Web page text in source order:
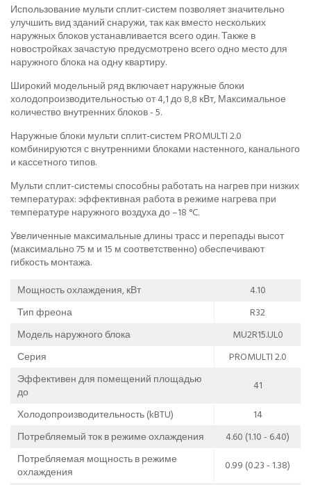
Использование мульти сплит-систем позволяет значительно
улучшить вид зданий снаружи, так как вместо нескольких
наружных блоков устанавливается всего один. Также в
новостройках зачастую предусмотрено всего одно место для
наружного блока на одну квартиру.
Широкий модельный ряд включает наружные блоки
холодопроизводительностью от 4,1 до 8,8 кВт, Максимальное
количество внутренних блоков - 5.
Наружные блоки мульти сплит-систем PROMULTI 2.0
комбинируются с внутренними блоками настенного, канального
и кассетного типов.
Мульти сплит-системы способны работать на нагрев при низких
температурах: эффективная работа в режиме нагрева при
температуре наружного воздуха до –18 °C.
Увеличенные максимальные длины трасс и перепады высот
(максимально 75 м и 15 м соответственно) обеспечивают
гибкость монтажа.
Мощность охлаждения, кВт
4.10
Тип фреона
R32
Модель наружного блока
MU2R15.UL0
Серия
PROMULTI 2.0
Эффективен для помещений площадью
до
41
Холодопроизводительность (kBTU)
14
Потребляемый ток в режиме охлаждения
4.60 (1.10 - 6.40)
Потребляемая мощность в режиме
охлаждения
0.99 (0.23 - 1.38)